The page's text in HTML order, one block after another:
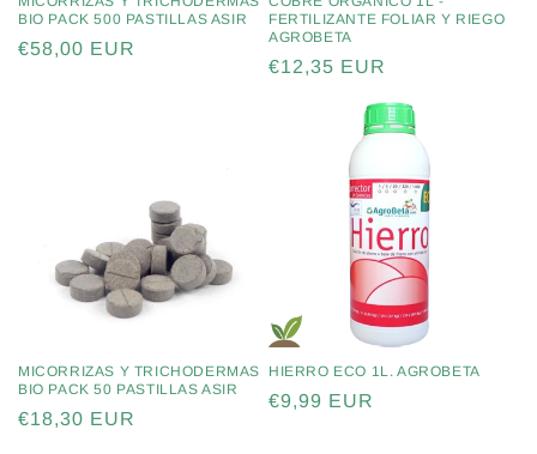
BIO PACK 500 PASTILLAS ASIR
Precio
€58,00 EUR
FERTILIZANTE FOLIAR Y RIEGO
AGROBETA
Precio
€12,35 EUR
MICORRIZAS Y TRICHODERMAS
BIO PACK 50 PASTILLAS ASIR
Precio
€18,30 EUR
HIERRO ECO 1L. AGROBETA
Precio
€9,99 EUR